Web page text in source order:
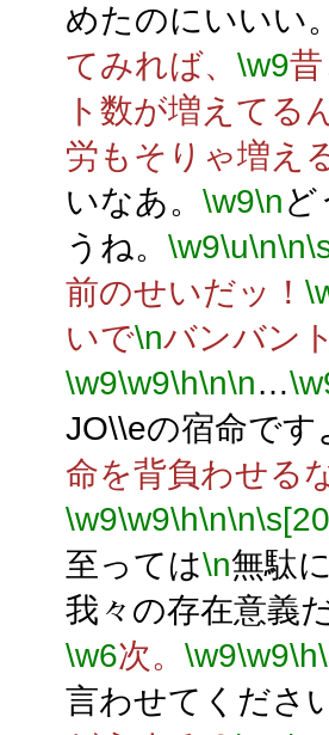
めたのにいいい
てみれば、 \w9
ト数が増えてる
労もそりゃ増え
いなあ。 \w9\n
うね。 \w9\u\n\n
前のせいだッ！
いで\nバンバン
\w9\w9\h\n\n…
JO\\eの宿命です
命を背負わせる
\w9\w9\h\n\n
至っては\n無駄
我々の存在意義
\w6次。 \w9\w9\h
言わせてくださ